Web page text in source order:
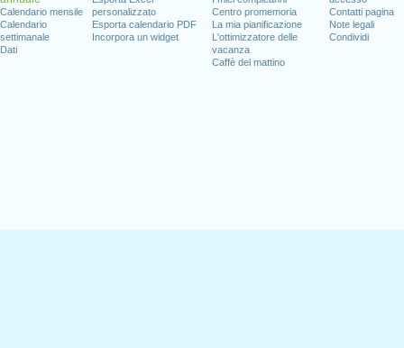
Calendario mensile
Calendario
settimanale
Dati
personalizzato
Esporta calendario PDF
Incorpora un widget
Centro promemoria
La mia pianificazione
L'ottimizzatore delle
vacanza
Caffè del mattino
Contatti pagina
Note legali
Condividi